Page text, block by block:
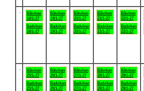
Båtviken
18/1-27
Badviken
18/1-27
Båtviken
19/1-27
Badviken
19/1-27
Båtviken
20/1-27
Badviken
20/1-27
Båtviken
21/1-27
Badviken
21/1-27
Båtviken
22/1-27
Badviken
22/1-27
Båtviken
25/1-27
Badviken
25/1-27
Båtviken
26/1-27
Badviken
26/1-27
Båtviken
27/1-27
Badviken
27/1-27
Båtviken
28/1-27
Badviken
28/1-27
Båtviken
29/1-27
Badviken
29/1-27